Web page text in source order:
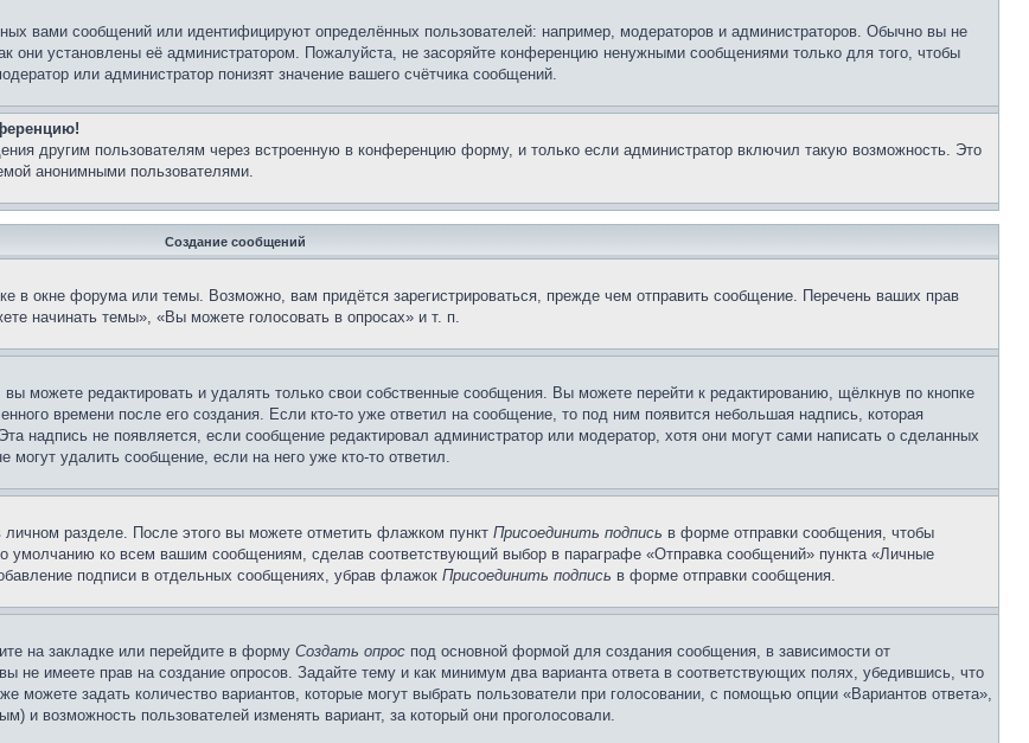
вами сообщений или идентифицируют определённых пользователей: например, модераторов и администраторов. Обычно вы не
они установлены её администратором. Пожалуйста, не засоряйте конференцию ненужными сообщениями только для того, чтобы
или администратор понизят значение вашего счётчика сообщений.
другим пользователям через встроенную в конференцию форму, и только если администратор включил такую возможность. Это
анонимными пользователями.
Создание сообщений
в окне форума или темы. Возможно, вам придётся зарегистрироваться, прежде чем отправить сообщение. Перечень ваших прав
начинать темы», «Вы можете голосовать в опросах» и т. п.
можете редактировать и удалять только свои собственные сообщения. Вы можете перейти к редактированию, щёлкнув по кнопке
времени после его создания. Если кто-то уже ответил на сообщение, то под ним появится небольшая надпись, которая
надпись не появляется, если сообщение редактировал администратор или модератор, хотя они могут сами написать о сделанных
удалить сообщение, если на него уже кто-то ответил.
разделе. После этого вы можете отметить флажком пункт Присоединить подпись в форме отправки сообщения, чтобы
умолчанию ко всем вашим сообщениям, сделав соответствующий выбор в параграфе «Отправка сообщений» пункта «Личные
подписи в отдельных сообщениях, убрав флажок Присоединить подпись в форме отправки сообщения.
на закладке или перейдите в форму Создать опрос под основной формой для создания сообщения, в зависимости от
не имеете прав на создание опросов. Задайте тему и как минимум два варианта ответа в соответствующих полях, убедившись, что
можете задать количество вариантов, которые могут выбрать пользователи при голосовании, с помощью опции «Вариантов ответа»,
и возможность пользователей изменять вариант, за который они проголосовали.